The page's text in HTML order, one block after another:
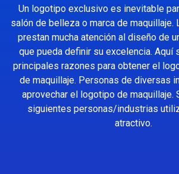
Un logotipo exclusivo es inevitable
salón de belleza o marca de maquillaje.
prestan mucha atención al diseño de
que pueda definir su excelencia. Aquí
principales razones para obtener el
de maquillaje. Personas de diversas
aprovechar el logotipo de maquillaje.
siguientes personas/industrias
atractivo.